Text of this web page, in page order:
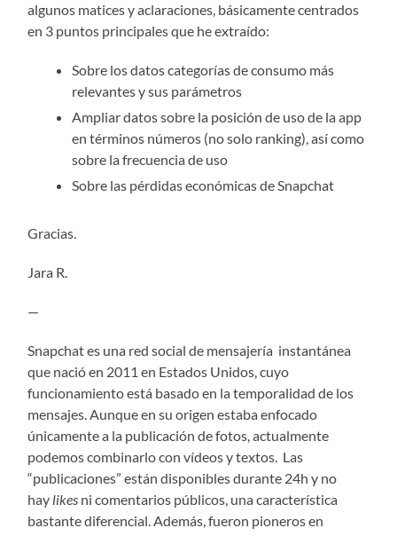
algunos matices y aclaraciones, básicamente centrados
en 3 puntos principales que he extraído:
Sobre los datos categorías de consumo más
relevantes y sus parámetros
Ampliar datos sobre la posición de uso de la app
en términos números (no solo ranking), así como
sobre la frecuencia de uso
Sobre las pérdidas económicas de Snapchat
Gracias.
Jara R.
—
Snapchat es una red social de mensajería instantánea
que nació en 2011 en Estados Unidos, cuyo
funcionamiento está basado en la temporalidad de los
mensajes. Aunque en su origen estaba enfocado
únicamente a la publicación de fotos, actualmente
podemos combinarlo con vídeos y textos. Las
“publicaciones” están disponibles durante 24h y no
hay likes ni comentarios públicos, una característica
bastante diferencial. Además, fueron pioneros en